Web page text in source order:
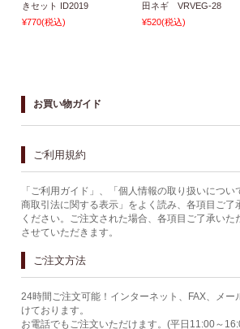
きセット ID2019
¥770(税込)
田ネギ VRVEG-28
¥520(税込)
お買い物ガイド
ご利用規約
「ご利用ガイド」、「個人情報の取り扱いについ
商取引法に関する表示」をよく読み、各項目ご了
ください。ご注文された場合、各項目ご了承いた
させていただきます。
ご注文方法
24時間ご注文可能！インターネット、FAX、メー
けております。
お電話でもご注文いただけます。(平日11:00～